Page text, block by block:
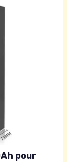
pour